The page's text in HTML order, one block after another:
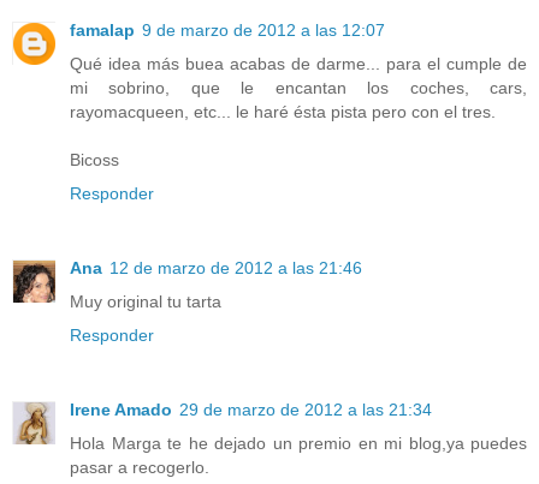
famalap 9 de marzo de 2012 a las 12:07
Qué idea más buea acabas de darme... para el cumple de
mi sobrino, que le encantan los coches, cars,
rayomacqueen, etc... le haré ésta pista pero con el tres.
Bicoss
Responder
Ana 12 de marzo de 2012 a las 21:46
Muy original tu tarta
Responder
Irene Amado 29 de marzo de 2012 a las 21:34
Hola Marga te he dejado un premio en mi blog,ya puedes
pasar a recogerlo.